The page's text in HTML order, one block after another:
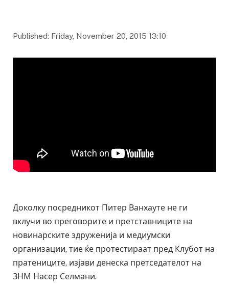
Published: Friday, November 20, 2015 13:10
Доколку посредникот Питер Ванхауте не ги
вклучи во преговорите и претставниците на
новинарските здруженија и медиумски
организации, тие ќе протестираат пред Клубот на
пратениците, изјави денеска претседателот на
ЗНМ Насер Селмани.